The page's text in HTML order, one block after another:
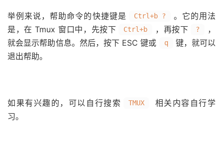
举例来说，帮助命令的快捷键是 Ctrl+b ?
。它的用法
是，在 Tmux 窗口中，先按下
Ctrl+b ，再按下 ?
，
就会显示帮助信息。然后，按下 ESC 键或
q
键，就可以
退出帮助。
如果有兴趣的，可以自行搜索 TMUX
相关内容自行学
习。